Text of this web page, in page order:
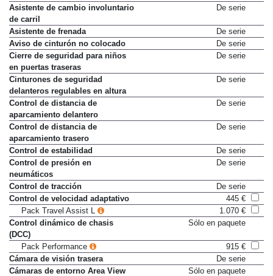
Asistente de arranque en cuesta
De serie
Asistente de cambio involuntario
de carril
Asistente de frenada
De serie
Aviso de cinturón no colocado
De serie
Cierre de seguridad para niños
en puertas traseras
Cinturones de seguridad
delanteros regulables en altura
Control de distancia de
aparcamiento delantero
Control de distancia de
aparcamiento trasero
Control de estabilidad
De serie
Control de presión en
neumáticos
Control de tracción
De serie
Control de velocidad adaptativo
445 €
Pack Travel Assist L
1.070 €
Control dinámico de chasis
(DCC)
Pack Performance
915 €
Cámara de visión trasera
De serie